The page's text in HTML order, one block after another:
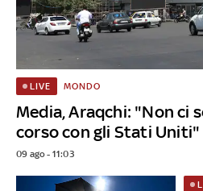
Media, Araqchi: "Non ci
corso con gli Stati Uniti"
LIVE MONDO
09 ago - 11:03